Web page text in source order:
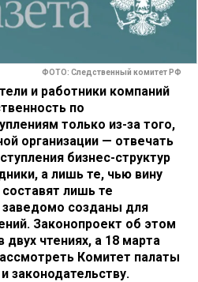
ФОТО: Следственный комитет РФ
и работники компаний
по
только из-за того,
организации — отвечать
бизнес-структур
а лишь те, чью вину
лишь те
заведомо созданы для
Законопроект об этом
чтениях, а 18 марта
Комитет палаты
законодательству.